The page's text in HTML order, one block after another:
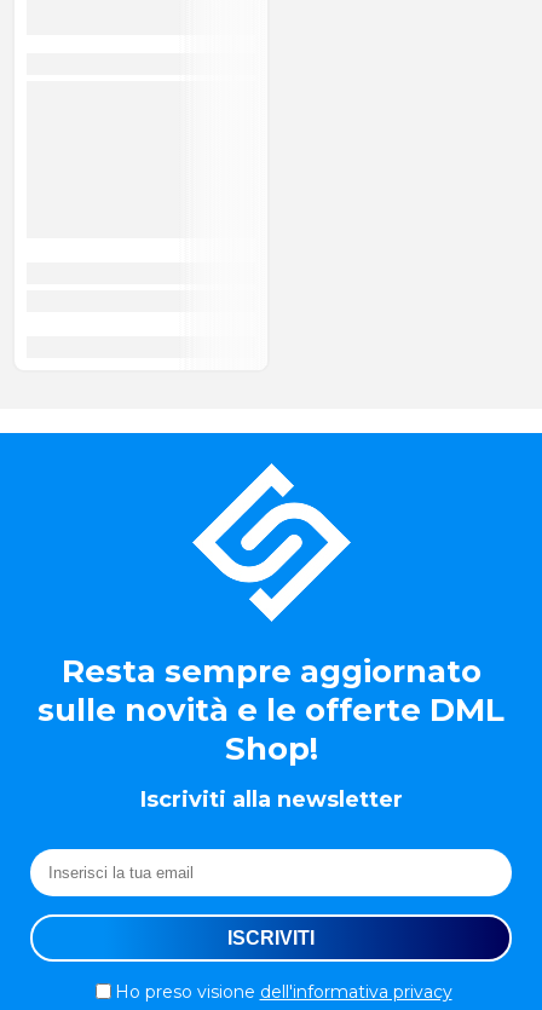
Resta sempre aggiornato
sulle novità e le offerte DML
Shop!
Iscriviti alla newsletter
Ho preso visione dell'informativa privacy